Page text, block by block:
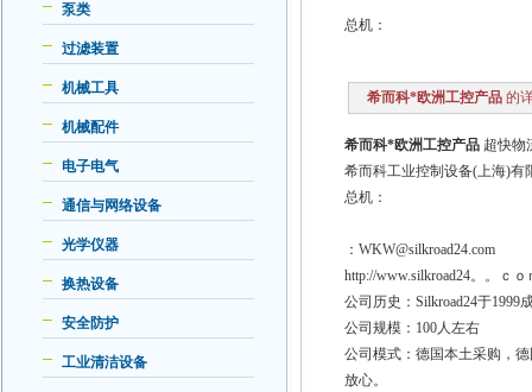
泵类
过滤装置
机械工具
机械配件
电子电气
通信与网络设备
光学仪器
换热设备
安全防护
工业清洁设备
总机：
希而科*欧洲工控产品的
希而科*欧洲工控产品 超快
希而科工业控制设备(上海)
总机：
：WKW@silkroad24.com
http://www.silkroad24。。ｃｏ
公司历史：Silkroad24于
公司规模：100人左右
公司模式：德国本土采购，
放心。